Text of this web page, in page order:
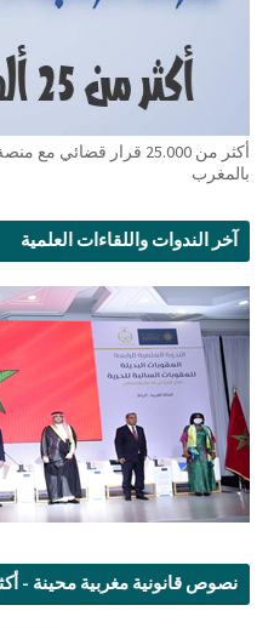
أكثر من 25.000 قرار
بالمغرب
آخر الندوات واللقاءات العلمية
نصوص قانونية مغربية محينة - أكثر من 150